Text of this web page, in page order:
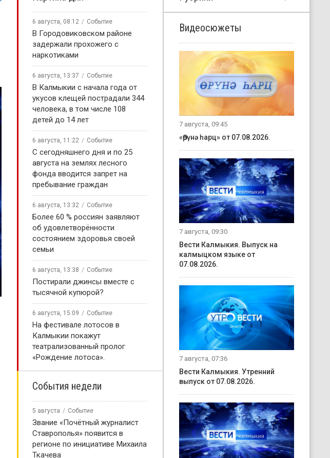
6 августа, 08:12 Событие
В Городовиковском районе
задержали прохожего с
наркотиками
6 августа, 13:37 Событие
В Калмыкии с начала года от
укусов клещей пострадали 344
человека, в том числе 108
детей до 14 лет
6 августа, 11:22 Событие
С сегодняшнего дня и по 25
августа на землях лесного
фонда вводится запрет на
пребывание граждан
6 августа, 13:32 Событие
Более 60 % россиян заявляют
об удовлетворённости
состоянием здоровья своей
семьи
6 августа, 13:38 Событие
Постирали джинсы вместе с
тысячной купюрой?
6 августа, 15:09 Событие
На фестивале лотосов в
Калмыкии покажут
театрализованный пролог
«Рождение лотоса».
События недели
5 августа Событие
Звание «Почётный журналист
Ставрополья» появится в
регионе по инициативе Михаила
Ткачева
Видеосюжеты
7 августа, 09:45
«Өрүнә һарц» от 07.08.2026.
7 августа, 09:30
Вести Калмыкия. Выпуск на
калмыцком языке от
07.08.2026.
7 августа, 07:36
Вести Калмыкия. Утренний
выпуск от 07.08.2026.